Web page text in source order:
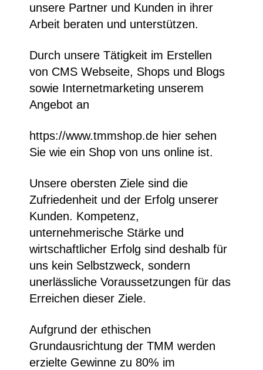
unsere Partner und Kunden in ihrer
Arbeit beraten und unterstützen.
Durch unsere Tätigkeit im Erstellen
von CMS Webseite, Shops und Blogs
sowie Internetmarketing unserem
Angebot an
https://www.tmmshop.de hier sehen
Sie wie ein Shop von uns online ist.
Unsere obersten Ziele sind die
Zufriedenheit und der Erfolg unserer
Kunden. Kompetenz,
unternehmerische Stärke und
wirtschaftlicher Erfolg sind deshalb für
uns kein Selbstzweck, sondern
unerlässliche Voraussetzungen für das
Erreichen dieser Ziele.
Aufgrund der ethischen
Grundausrichtung der TMM werden
erzielte Gewinne zu 80% im